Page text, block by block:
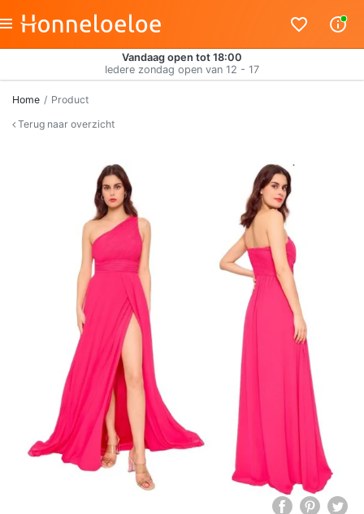
Vandaag open tot 18:00
Iedere zondag open van 12 - 17
Home
Product
Terug naar overzicht